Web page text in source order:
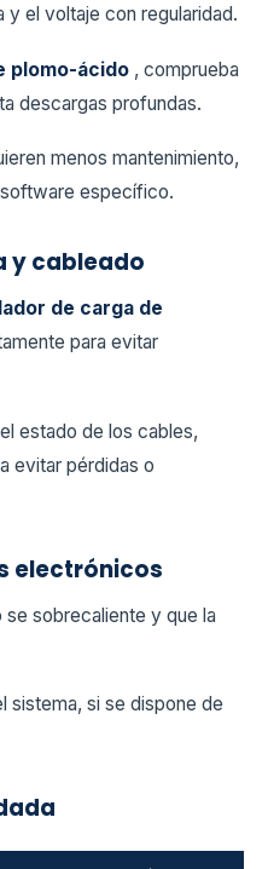
el voltaje con regularidad.
plomo-ácido , comprueba
descargas profundas.
menos mantenimiento,
específico.
y cableado
de carga de
para evitar
estado de los cables,
evitar pérdidas o
electrónicos
se sobrecaliente y que la
sistema, si se dispone de